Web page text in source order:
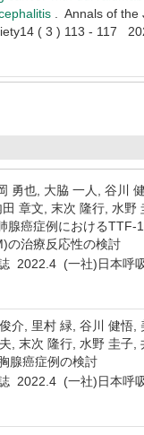
. Annals of the
( 3 ) 113 - 117
勇也, 大脇 一人, 谷川
章文, 末次 隆行, 水野
癌症例におけるTTF-
の治療反応性の検討
2022.4 (一社)日本呼
介, 里村 緑, 谷川 健悟,
, 末次 隆行, 水野 圭子,
腺癌症例の検討
2022.4 (一社)日本呼